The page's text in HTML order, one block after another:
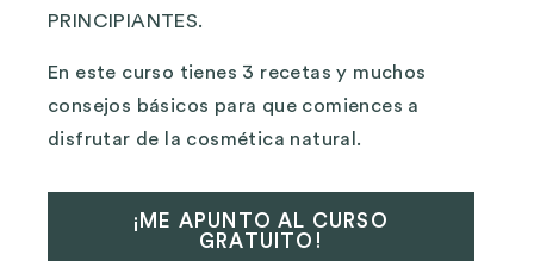
PRINCIPIANTES.
En este curso tienes 3 recetas y muchos
consejos básicos para que comiences a
disfrutar de la cosmética natural.
¡ME APUNTO AL CURSO
GRATUITO!